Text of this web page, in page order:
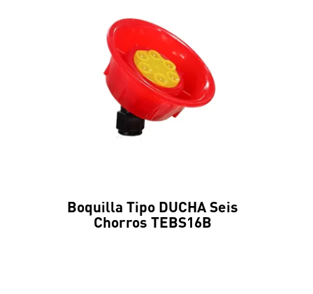
Boquilla Tipo DUCHA Seis
Chorros TEBS16B